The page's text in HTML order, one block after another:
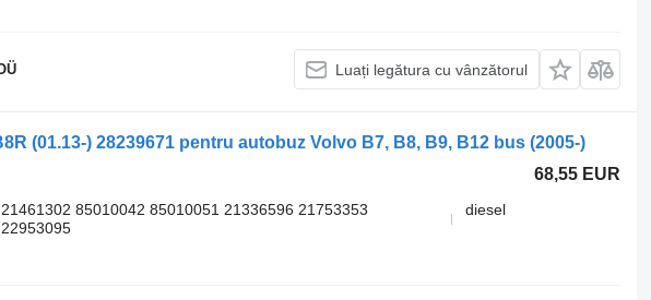
Luați legătura cu vânzătorul
(01.13-) 28239671 pentru autobuz Volvo B7, B8, B9, B12 bus (2005-)
68,55 EUR
85010042 85010051 21336596 21753353
diesel